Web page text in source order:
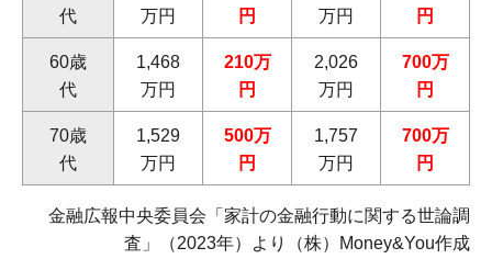
代
万円
円
万円
円
60歳
代
1,468
万円
210万
円
2,026
万円
700万
円
70歳
代
1,529
万円
500万
円
1,757
万円
700万
円
金融広報中央委員会「家計の金融行動に関する世論調
査」（2023年）より（株）Money&You作成